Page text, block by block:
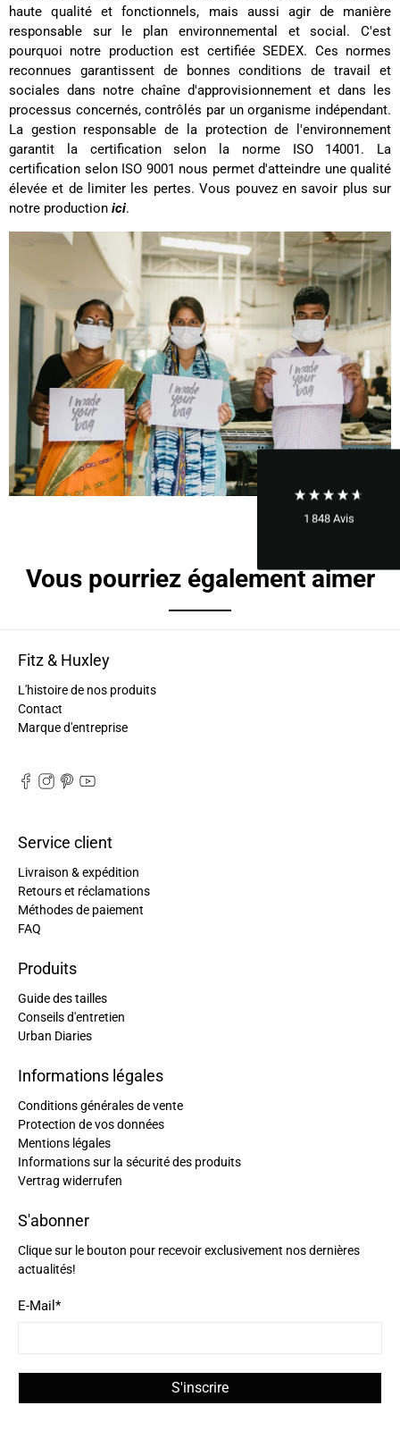
1 848 Avis
haute qualité et fonctionnels, mais aussi agir de manière
responsable sur le plan environnemental et social. C'est
pourquoi notre production est certifiée SEDEX. Ces normes
reconnues garantissent de bonnes conditions de travail et
sociales dans notre chaîne d'approvisionnement et dans les
processus concernés, contrôlés par un organisme indépendant.
La gestion responsable de la protection de l'environnement
garantit la certification selon la norme ISO 14001. La
certification selon ISO 9001 nous permet d'atteindre une qualité
élevée et de limiter les pertes. Vous pouvez en savoir plus sur
notre production ici.
Vous pourriez également aimer
Fitz & Huxley
L'histoire de nos produits
Contact
Marque d'entreprise
Service client
Livraison & expédition
Retours et réclamations
Méthodes de paiement
FAQ
Produits
Guide des tailles
Conseils d'entretien
Urban Diaries
Informations légales
Conditions générales de vente
Protection de vos données
Mentions légales
Informations sur la sécurité des produits
Vertrag widerrufen
S'abonner
Clique sur le bouton pour recevoir exclusivement nos dernières
actualités!
E-Mail *
S'inscrire